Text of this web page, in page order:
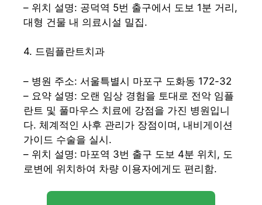
– 위치 설명: 공덕역 5번 출구에서 도보 1분 거리,
대형 건물 내 의료시설 밀집.
4. 드림플란트치과
– 병원 주소: 서울특별시 마포구 도화동 172-32
– 요약 설명: 오랜 임상 경험을 토대로 전악 임플
란트 및 풀마우스 치료에 강점을 가진 병원입니
다. 체계적인 사후 관리가 장점이며, 내비게이션
가이드 수술을 실시.
– 위치 설명: 마포역 3번 출구 도보 4분 위치, 도
로변에 위치하여 차량 이용자에게도 편리함.